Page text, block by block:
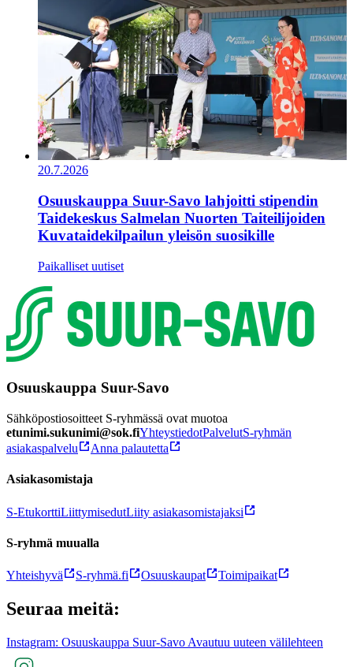
20.7.2026
Osuuskauppa Suur-Savo lahjoitti stipendin
Taidekeskus Salmelan Nuorten Taiteilijoiden
Kuvataidekilpailun yleisön suosikille
Paikalliset uutiset
Osuuskauppa Suur-Savo
Sähköpostiosoitteet S-ryhmässä ovat muotoa
etunimi.sukunimi@sok.fiYhteystiedotPalvelutS-ryhmän
asiakaspalvelu
Anna palautetta
Asiakasomistaja
S-EtukorttiLiittymisedutLiity asiakasomistajaksi
S-ryhmä muualla
Yhteishyvä S-ryhmä.fi Osuuskaupat Toimipaikat
Seuraa meitä:
Instagram: Osuuskauppa Suur-Savo Avautuu uuteen välilehteen